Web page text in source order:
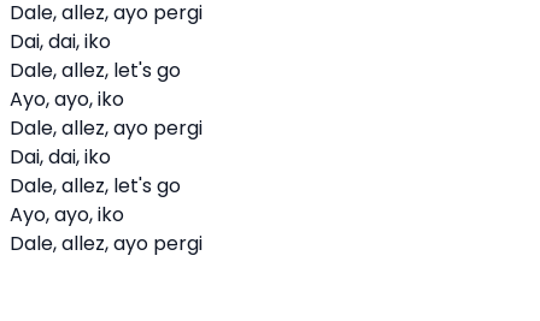
Dale, allez, ayo pergi
Dai, dai, iko
Dale, allez, let's go
Ayo, ayo, iko
Dale, allez, ayo pergi
Dai, dai, iko
Dale, allez, let's go
Ayo, ayo, iko
Dale, allez, ayo pergi